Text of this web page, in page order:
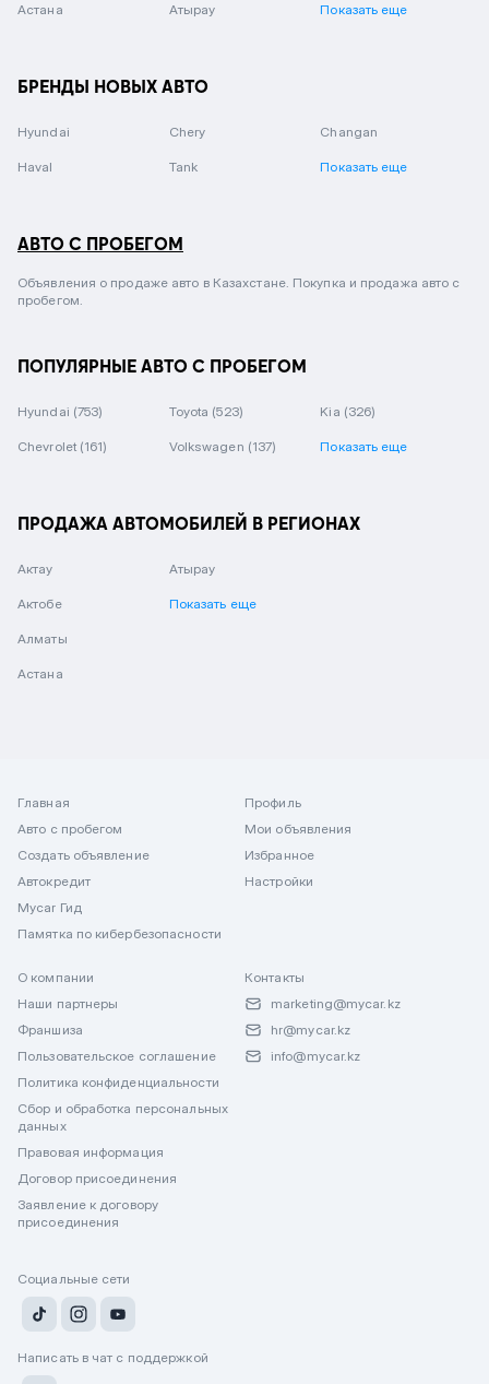
Астана Атырау Показать еще
БРЕНДЫ НОВЫХ АВТО
Hyundai Chery Changan
Haval Tank Показать еще
АВТО С ПРОБЕГОМ
Объявления о продаже авто в Казахстане. Покупка и продажа авто с
пробегом.
ПОПУЛЯРНЫЕ АВТО С ПРОБЕГОМ
Hyundai (753) Toyota (523) Kia (326)
Chevrolet (161) Volkswagen (137) Показать еще
ПРОДАЖА АВТОМОБИЛЕЙ В РЕГИОНАХ
Актау
Актобе
Алматы
Астана
Атырау
Показать еще
Главная
Авто с пробегом
Создать объявление
Автокредит
Mycar Гид
Памятка по кибербезопасности
Профиль
Мои объявления
Избранное
Настройки
О компании
Наши партнеры
Франшиза
Пользовательское соглашение
Политика конфиденциальности
Сбор и обработка персональных
данных
Правовая информация
Договор присоединения
Заявление к договору
присоединения
Контакты
marketing@mycar.kz
hr@mycar.kz
info@mycar.kz
Социальные сети
Написать в чат с поддержкой